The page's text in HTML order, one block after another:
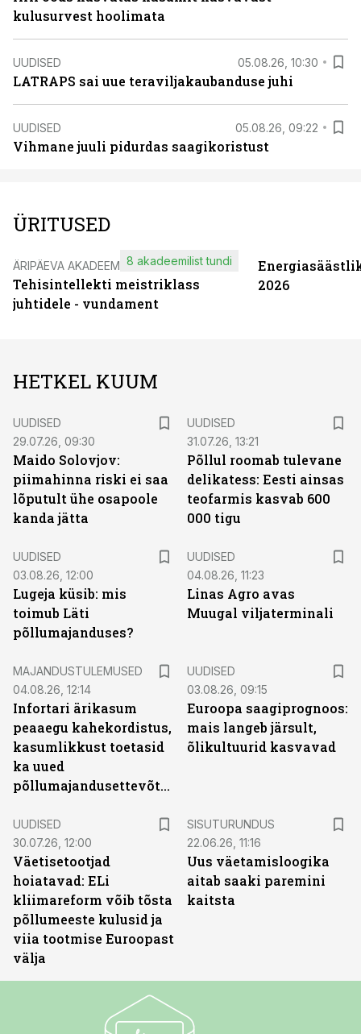
kulusurvest hoolimata
UUDISED 05.08.26, 10:30
LATRAPS sai uue teraviljakaubanduse juhi
UUDISED 05.08.26, 09:22
Vihmane juuli pidurdas saagikoristust
ÜRITUSED
ÄRIPÄEVA AKADEEMIA
Tehisintellekti meistriklass
juhtidele - vundament
8 akadeemilist tundi
2026
HETKEL KUUM
UUDISED
29.07.26, 09:30
Maido Solovjov:
piimahinna riski ei saa
lõputult ühe osapoole
kanda jätta
UUDISED
31.07.26, 13:21
Põllul roomab tulevane
delikatess: Eesti ainsas
teofarmis kasvab 600
000 tigu
UUDISED
03.08.26, 12:00
Lugeja küsib: mis
toimub Läti
põllumajanduses?
UUDISED
04.08.26, 11:23
Linas Agro avas
Muugal viljaterminali
MAJANDUSTULEMUSED
04.08.26, 12:14
Infortari ärikasum
peaaegu kahekordistus,
kasumlikkust toetasid
ka uued
põllumajandusettevõtted
UUDISED
03.08.26, 09:15
Euroopa saagiprognoos:
mais langeb järsult,
õlikultuurid kasvavad
UUDISED
30.07.26, 12:00
Väetisetootjad
hoiatavad: ELi
kliimareform võib tõsta
põllumeeste kulusid ja
viia tootmise Euroopast
välja
SISUTURUNDUS
22.06.26, 11:16
Uus väetamisloogika
aitab saaki paremini
kaitsta